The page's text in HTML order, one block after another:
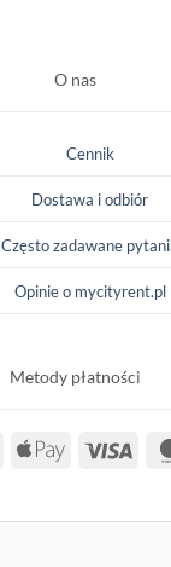
O nas
Cennik
Dostawa i odbiór
Często zadawane
Opinie o mycityrent.pl
Metody płatności
Apple
Visa